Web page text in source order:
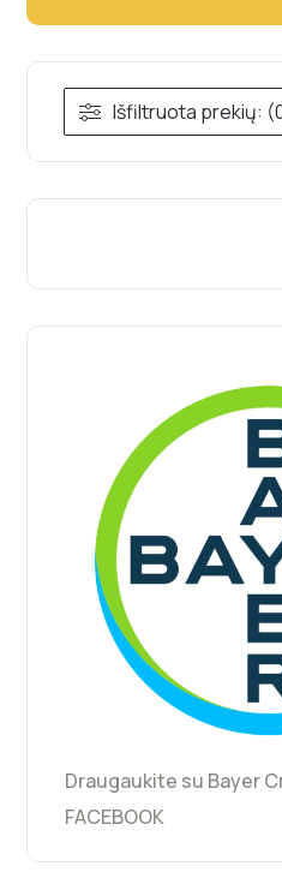
Išfiltruota prekių:
Draugaukite su Bayer
FACEBOOK